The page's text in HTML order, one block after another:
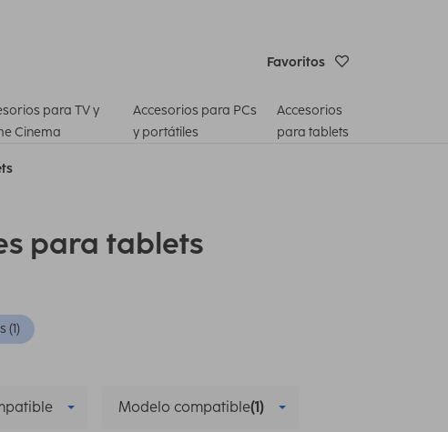
Favoritos
para TV y
Cinema
Accesorios para PCs
y portátiles
Accesorios
para tablets
para tablets
(1)
Modelo compatible(1)